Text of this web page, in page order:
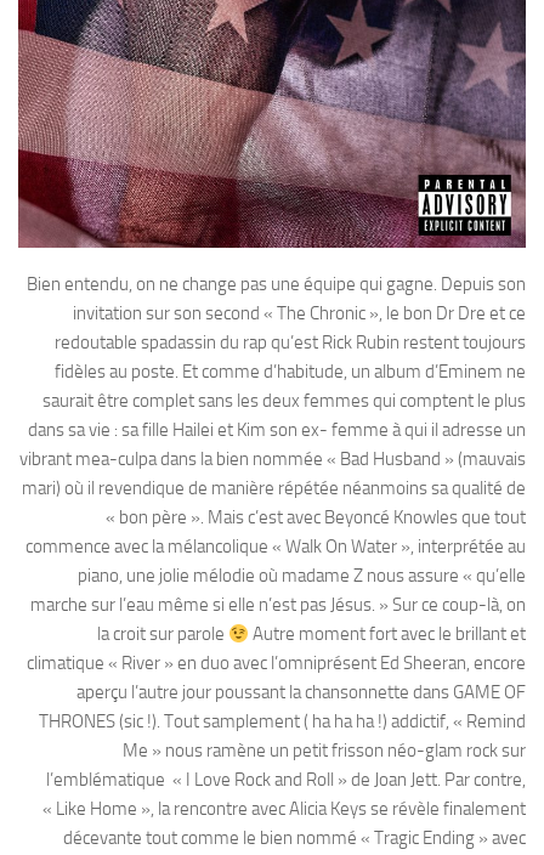
Bien entendu, on ne change pas une équipe qui gagne. Depuis son
invitation sur son second « The Chronic », le bon Dr Dre et ce
redoutable spadassin du rap qu’est Rick Rubin restent toujours
fidèles au poste. Et comme d’habitude, un album d’Eminem ne
saurait être complet sans les deux femmes qui comptent le plus
dans sa vie : sa fille Hailei et Kim son ex- femme à qui il adresse un
vibrant mea-culpa dans la bien nommée « Bad Husband » (mauvais
mari) où il revendique de manière répétée néanmoins sa qualité de
« bon père ». Mais c’est avec Beyoncé Knowles que tout
commence avec la mélancolique « Walk On Water », interprétée au
piano, une jolie mélodie où madame Z nous assure « qu’elle
marche sur l’eau même si elle n’est pas Jésus. » Sur ce coup-là, on
la croit sur parole
Autre moment fort avec le brillant et
climatique « River » en duo avec l’omniprésent Ed Sheeran, encore
aperçu l’autre jour poussant la chansonnette dans GAME OF
THRONES (sic !). Tout samplement ( ha ha ha !) addictif, « Remind
Me » nous ramène un petit frisson néo-glam rock sur
l’emblématique « I Love Rock and Roll » de Joan Jett. Par contre,
« Like Home », la rencontre avec Alicia Keys se révèle finalement
décevante tout comme le bien nommé « Tragic Ending » avec